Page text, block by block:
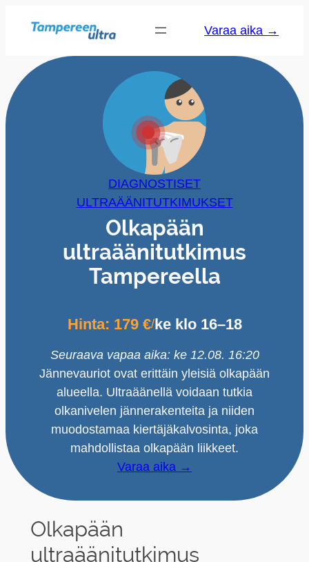
Varaa aika →
DIAGNOSTISET
ULTRAÄÄNITUTKIMUKSET
Olkapään
ultraäänitutkimus
Tampereella
Hinta: 179 €/ke klo 16–18
Seuraava vapaa aika: ke 12.08. 16:20
Jännevauriot ovat erittäin yleisiä olkapään
alueella. Ultraäänellä voidaan tutkia
olkanivelen jännerakenteita ja niiden
muodostamaa kiertäjäkalvosinta, joka
mahdollistaa olkapään liikkeet.
Varaa aika →
Olkapään
ultraäänitutkimus